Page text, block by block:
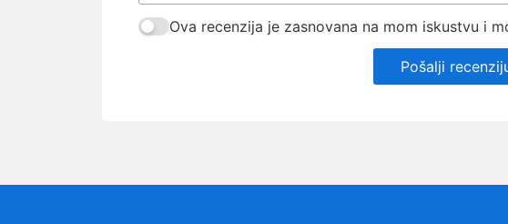
Ova recenzija je zasnovana na mom iskustvu i
Pošalji